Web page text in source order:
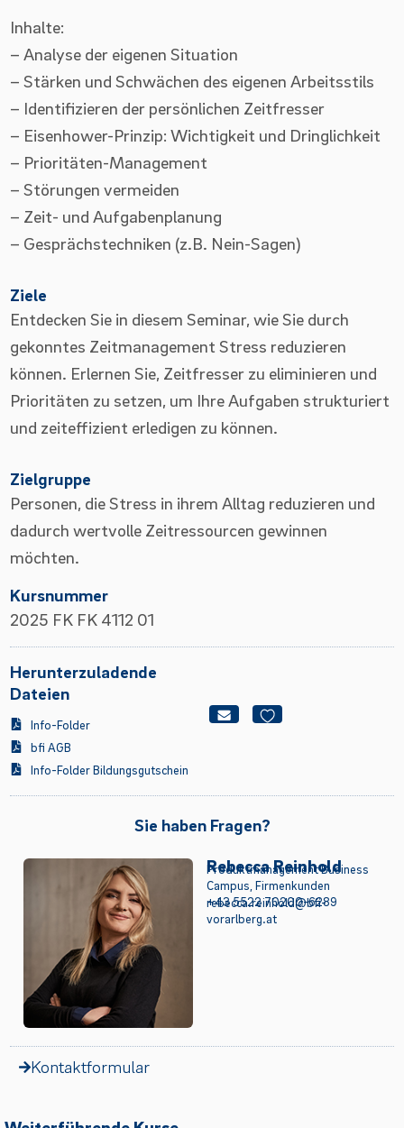
Inhalte:
– Analyse der eigenen Situation
– Stärken und Schwächen des eigenen Arbeitsstils
– Identifizieren der persönlichen Zeitfresser
– Eisenhower-Prinzip: Wichtigkeit und Dringlichkeit
– Prioritäten-Management
– Störungen vermeiden
– Zeit- und Aufgabenplanung
– Gesprächstechniken (z.B. Nein-Sagen)
Ziele
Entdecken Sie in diesem Seminar, wie Sie durch
gekonntes Zeitmanagement Stress reduzieren
können. Erlernen Sie, Zeitfresser zu eliminieren und
Prioritäten zu setzen, um Ihre Aufgaben strukturiert
und zeiteffizient erledigen zu können.
Zielgruppe
Personen, die Stress in ihrem Alltag reduzieren und
dadurch wertvolle Zeitressourcen gewinnen
möchten.
Kursnummer
2025 FK FK 4112 01
Herunterzuladende
Dateien
Info-Folder
bfi AGB
Info-Folder Bildungsgutschein
Sie haben Fragen?
Rebecca Reinhold
Produktmanagement Business
Campus, Firmenkunden
+43 5522 70200-6289
rebecca.reinhold@bfi-
vorarlberg.at
Kontaktformular